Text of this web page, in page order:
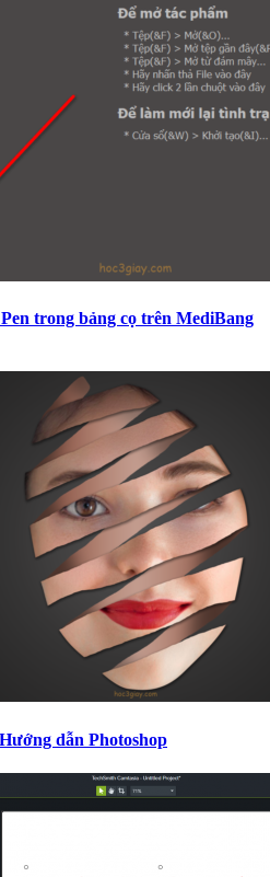
trong bảng cọ trên MediBang
dẫn Photoshop